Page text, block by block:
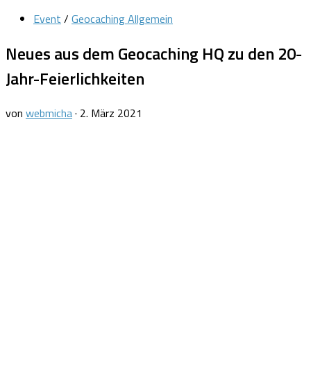
Event / Geocaching Allgemein
Neues aus dem Geocaching HQ zu den 20-
Jahr-Feierlichkeiten
von webmicha· 2. März 2021